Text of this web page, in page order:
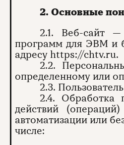
2. Основные
2.1. Веб-сайт
программ для ЭВМ и
адресу https://chtv.ru.
2.2.
определенному или
2.3.
2.4. Обработка
действий
автоматизации или
числе: